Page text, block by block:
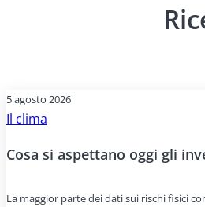
5 agosto 2026
Il clima
Cosa si aspettano oggi gli
La maggior parte dei dati sui rischi fisici